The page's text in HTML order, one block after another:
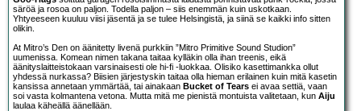
säröä ja rosoa on paljon. Todella paljon – siis enemmän kuin uskotkaan.
Yhtyeeseen kuuluu viisi jäsentä ja se tulee Helsingistä, ja siinä se kaikki info sitten
olikin.
At Mitro’s Den on äänitetty livenä purkkiin ”Mitro Primitive Sound Studion”
uumenissa. Komean nimen takana taitaa kylläkin olla ihan treenis, eikä
äänityslaitteistokaan varsinaisesti ole hi-fi -luokkaa. Olisiko kasettimankka ollut
yhdessä nurkassa? Biisien järjestyskin taitaa olla hieman erilainen kuin mitä kasetin
kansissa annetaan ymmärtää, tai ainakaan Bucket of Tears ei avaa settiä, vaan
soi vasta kolmantena vetona. Mutta mitä me pienistä montuista valitetaan, kun Aiju
laulaa käheällä äänellään.